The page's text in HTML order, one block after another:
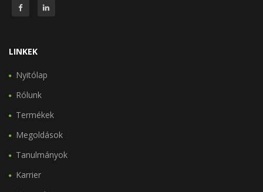
LINKEK
Nyitólap
Rólunk
Termékek
Megoldások
Tanulmányok
Karrier